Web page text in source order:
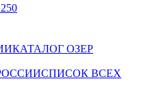
КАТАЛОГ ОЗЕР
СПИСОК ВСЕХ